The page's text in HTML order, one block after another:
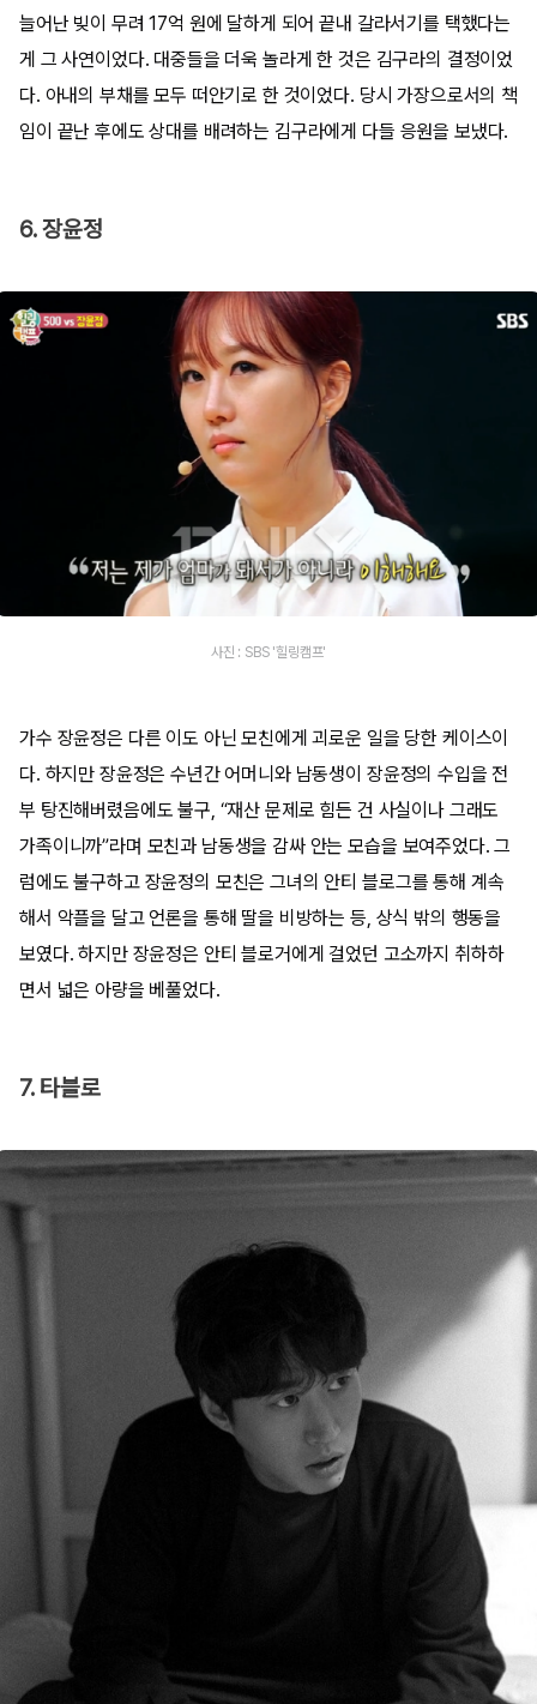
늘어난 빚이 무려 17억 원에 달하게 되어 끝내 갈라서기를 택했다는
게 그 사연이었다. 대중들을 더욱 놀라게 한 것은 김구라의 결정이었
다. 아내의 부채를 모두 떠안기로 한 것이었다. 당시 가장으로서의 책
임이 끝난 후에도 상대를 배려하는 김구라에게 다들 응원을 보냈다.
6. 장윤정
사진 : SBS '힐링캠프'
가수 장윤정은 다른 이도 아닌 모친에게 괴로운 일을 당한 케이스이
다. 하지만 장윤정은 수년간 어머니와 남동생이 장윤정의 수입을 전
부 탕진해버렸음에도 불구, “재산 문제로 힘든 건 사실이나 그래도
가족이니까”라며 모친과 남동생을 감싸 안는 모습을 보여주었다. 그
럼에도 불구하고 장윤정의 모친은 그녀의 안티 블로그를 통해 계속
해서 악플을 달고 언론을 통해 딸을 비방하는 등, 상식 밖의 행동을
보였다. 하지만 장윤정은 안티 블로거에게 걸었던 고소까지 취하하
면서 넓은 아량을 베풀었다.
7. 타블로